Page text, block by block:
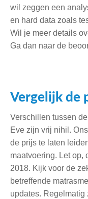
wil zeggen een
en hard data zoals
Wil je meer details
Ga dan naar de
Vergelijk de
Verschillen tussen
Eve zijn vrij nihil.
de prijs te laten
maatvoering. Let op,
2018. Kijk voor de
betreffende
updates.